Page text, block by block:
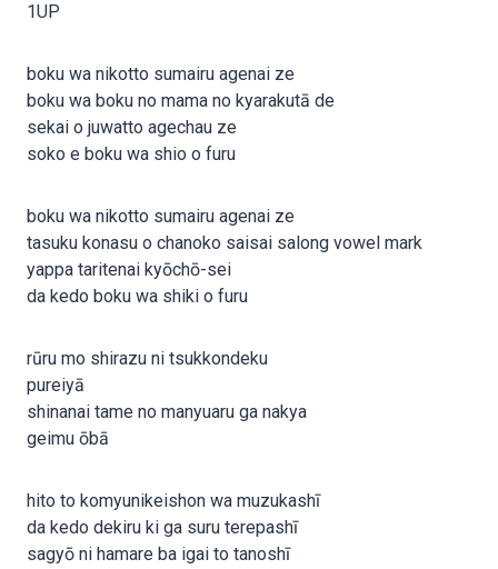
1UP
boku wa nikotto sumairu agenai ze
boku wa boku no mama no kyarakutā de
sekai o juwatto agechau ze
soko e boku wa shio o furu
boku wa nikotto sumairu agenai ze
tasuku konasu o chanoko saisai salong vowel mark
yappa taritenai kyōchō-sei
da kedo boku wa shiki o furu
rūru mo shirazu ni tsukkondeku
pureiyā
shinanai tame no manyuaru ga nakya
geimu ōbā
hito to komyunikeishon wa muzukashī
da kedo dekiru ki ga suru terepashī
sagyō ni hamare ba igai to tanoshī